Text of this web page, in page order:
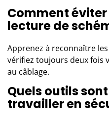
Comment éviter
lecture de
Apprenez à reconnaître
vérifiez toujours deux fois
au câblage.
Quels outils
travailler en